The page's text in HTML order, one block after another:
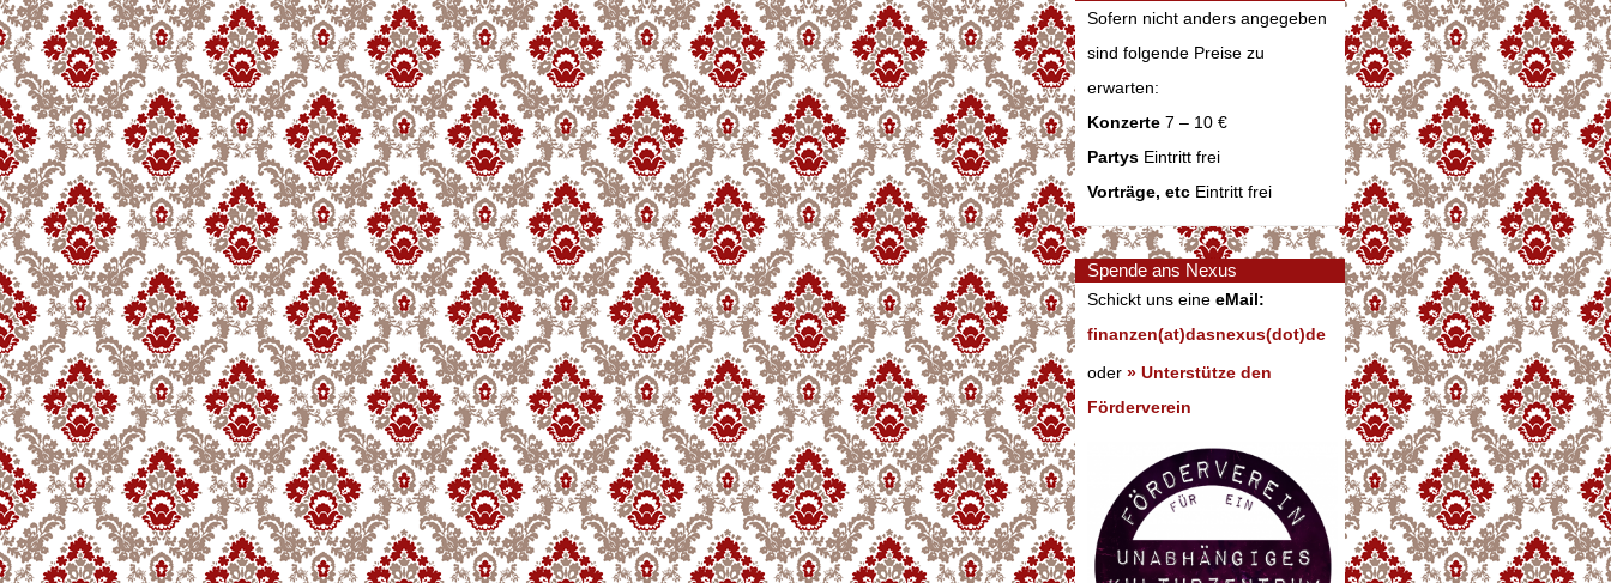
Sofern nicht anders angegeben
sind folgende Preise zu
erwarten:
Konzerte 7 – 10 €
Partys Eintritt frei
Vorträge, etc Eintritt frei
Spende ans Nexus
Schickt uns eine eMail:
finanzen(at)dasnexus(dot)de
oder » Unterstütze den
Förderverein